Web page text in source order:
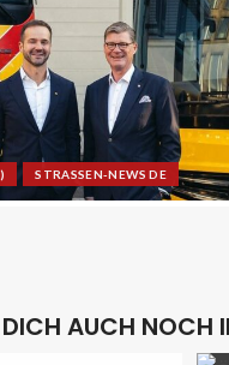
STRASSEN-NEWS DE
AUCH NOCH